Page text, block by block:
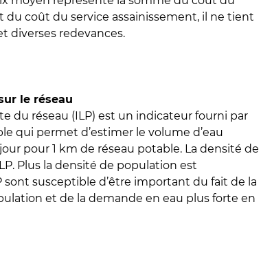
du coût du service assainissement, il ne tient
diverses redevances.
le réseau
du réseau (ILP) est un indicateur fourni par
qui permet d’estimer le volume d’eau
pour 1 km de réseau potable. La densité de
Plus la densité de population est
sont susceptible d’être important du fait de la
et de la demande en eau plus forte en